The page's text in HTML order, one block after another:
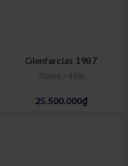
Glenfarclas 1987
700ml / 46%
25.500.000₫